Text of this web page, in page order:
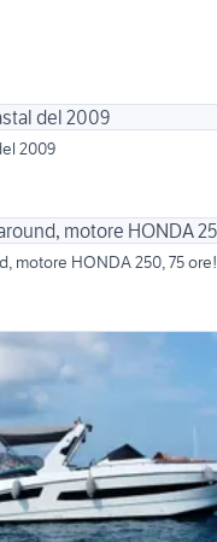
2009
motore HONDA 250, 75 ore!